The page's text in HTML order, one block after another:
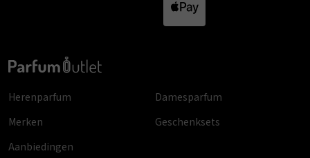
Herenparfum
Damesparfum
Merken
Geschenksets
Aanbiedingen